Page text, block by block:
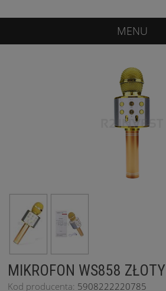
MENU
MIKROFON WS858 ZŁOTY
Kod producenta: 5908222220785